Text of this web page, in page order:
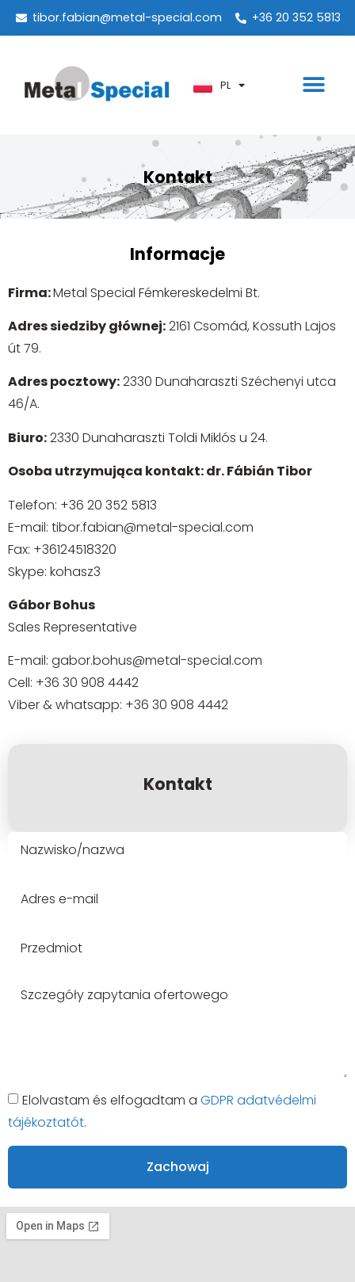
tibor.fabian@metal-special.com +36 20 352 5813
PL
PT
KO
AR
Kontakt
Informacje
Firma:Metal Special Fémkereskedelmi Bt.
Adres siedziby głównej:2161 Csomád, Kossuth Lajos
út 79.
Adres pocztowy:2330 Dunaharaszti Széchenyi utca
46/A.
Biuro:2330 Dunaharaszti Toldi Miklós u 24.
Osoba utrzymująca kontakt: dr. Fábián Tibor
Telefon: +36 20 352 5813
E-mail: tibor.fabian@metal-special.com
Fax: +36124518320
Skype: kohasz3
Gábor Bohus
Sales Representative
E-mail: gabor.bohus@metal-special.com
Cell: +36 30 908 4442
Viber & whatsapp: +36 30 908 4442
Kontakt
Elolvastam és elfogadtam a GDPR adatvédelmi
tájékoztatót.
Zachowaj